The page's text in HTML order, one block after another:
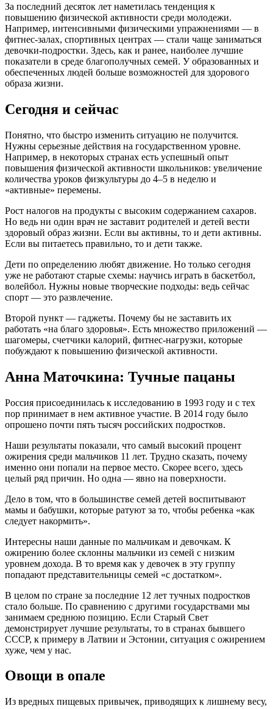
За последний десяток лет наметилась тенденция к
повышению физической активности среди молодежи.
Например, интенсивными физическими упражнениями — в
фитнес-залах, спортивных центрах — стали чаще заниматься
девочки-подростки. Здесь, как и ранее, наиболее лучшие
показатели в среде благополучных семей. У образованных и
обеспеченных людей больше возможностей для здорового
образа жизни.
Сегодня и сейчас
Понятно, что быстро изменить ситуацию не получится.
Нужны серьезные действия на государственном уровне.
Например, в некоторых странах есть успешный опыт
повышения физической активности школьников: увеличение
количества уроков физкультуры до 4–5 в неделю и
«активные» перемены.
Рост налогов на продукты с высоким содержанием сахаров.
Но ведь ни один врач не заставит родителей и детей вести
здоровый образ жизни. Если вы активны, то и дети активны.
Если вы питаетесь правильно, то и дети также.
Дети по определению любят движение. Но только сегодня
уже не работают старые схемы: научись играть в баскетбол,
волейбол. Нужны новые творческие подходы: ведь сейчас
спорт — это развлечение.
Второй пункт — гаджеты. Почему бы не заставить их
работать «на благо здоровья». Есть множество приложений —
шагомеры, счетчики калорий, фитнес-нагрузки, которые
побуждают к повышению физической активности.
Анна Маточкина: Тучные пацаны
Россия присоединилась к исследованию в 1993 году и с тех
пор принимает в нем активное участие. В 2014 году было
опрошено почти пять тысяч российских подростков.
Наши результаты показали, что самый высокий процент
ожирения среди мальчиков 11 лет. Трудно сказать, почему
именно они попали на первое место. Скорее всего, здесь
целый ряд причин. Но одна — явно на поверхности.
Дело в том, что в большинстве семей детей воспитывают
мамы и бабушки, которые ратуют за то, чтобы ребенка «как
следует накормить».
Интересны наши данные по мальчикам и девочкам. К
ожирению более склонны мальчики из семей с низким
уровнем дохода. В то время как у девочек в эту группу
попадают представительницы семей «с достатком».
В целом по стране за последние 12 лет тучных подростков
стало больше. По сравнению с другими государствами мы
занимаем среднюю позицию. Если Старый Свет
демонстрирует лучшие результаты, то в странах бывшего
СССР, к примеру в Латвии и Эстонии, ситуация с ожирением
хуже, чем у нас.
Овощи в опале
Из вредных пищевых привычек, приводящих к лишнему весу,